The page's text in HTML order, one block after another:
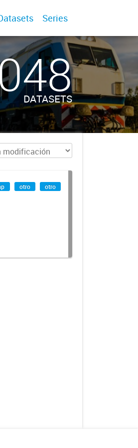
Series
DATASETS
otro otro